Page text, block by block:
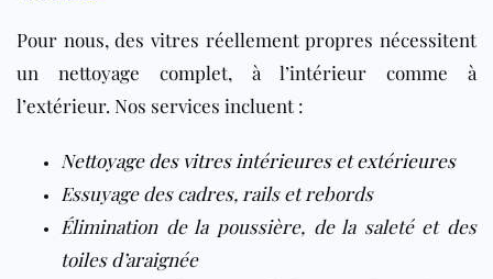
Pour nous, des vitres réellement propres nécessitent
un nettoyage complet, à l’intérieur comme à
l’extérieur. Nos services incluent :
Nettoyage des vitres intérieures et extérieures
Essuyage des cadres, rails et rebords
Élimination de la poussière, de la saleté et des
toiles d’araignée